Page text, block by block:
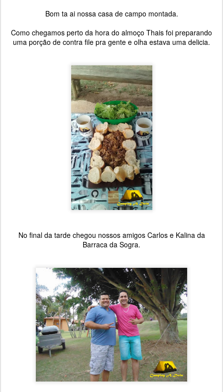
Bom ta ai nossa casa de campo montada.
Como chegamos perto da hora do almoço Thais foi preparando
uma porção de contra file pra gente e olha estava uma delicia.
No final da tarde chegou nossos amigos Carlos e Kalina da
Barraca da Sogra.